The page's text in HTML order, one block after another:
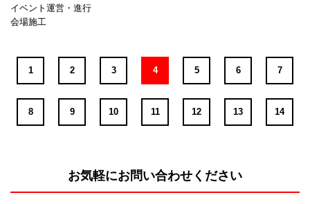
イベント運営・進行
会場施工
1 2 3 4 5 6 7
8 9 10 11 12 13 14
お気軽にお問い合わせください